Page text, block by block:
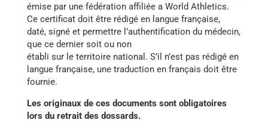
émise par une fédération affiliée a World Athletics.
Ce certificat doit être rédigé en langue française,
daté, signé et permettre l’authentification du médecin,
que ce dernier soit ou non
établi sur le territoire national. S’il n’est pas rédigé en
langue française, une traduction en français doit être
fournie.
Les originaux de ces documents sont obligatoires
lors du retrait des dossards.